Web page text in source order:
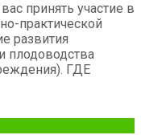
принять участие в
практической
развития
плодоводства
ГДЕ